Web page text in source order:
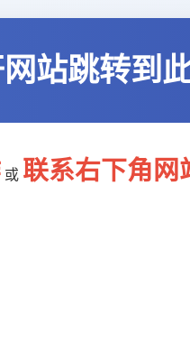
站跳转到
或 联系右下角网